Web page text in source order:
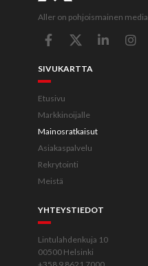
Aller on pohjoismainen
SIVUKARTTA
Etusivu
Markkinoijalle
Mainosratkaisut
Asiakaspalvelu
Rekrytointi
Meistä
YHTEYSTIEDOT
Lintulahdenkuja 10
00500 Helsinki